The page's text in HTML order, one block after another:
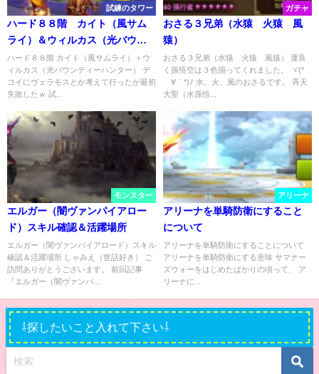
試練のタワー
ハード８８階 カイト（風サム
ライ）＆ウィルカス（光バウン
ティーハンター）
ハード８８階 カイト（風サムライ）＋ウ
ィルカス（光バウンティーハンター） デ
コイにヴェラモスとか考えて行ったが最初
失敗したｗ 試...
ガチャ
おさる３兄弟（水猿 火猿 風
猿）
おさる３兄弟（水猿 火猿 風猿） 運良
く孫悟空は３色揃ってくれました。 ヾ(*
´∀｀*)ﾉ 水、火、風のおさるです。 斉天
大聖（水孫悟...
モンスター
エルガー（闇ヴァンパイアロー
ド）スキル確認＆活躍場所
エルガー（闇ヴァンパイアロード）スキル
確認＆活躍場所 しゃみえ（世話好き） ご
訪問ありがとうございます。 前回記事
『エルガー（闇ヴァンパ...
アリーナ
アリーナを単騎防衛にすること
について
アリーナを単騎防衛にすることについて
アリーナを単騎防衛にする意味 サマナー
ズウォーをはじめたばかりの頃って、 ア
リーナに...
⇩探したいこと入れて下さい⇩